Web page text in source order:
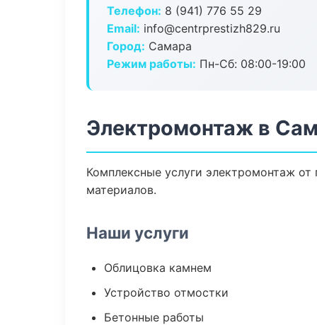
Телефон: 8 (941) 776 55 29
Email: info@centrprestizh829.ru
Город: Самара
Режим работы: Пн-Сб: 08:00-19:00
Электромонтаж в
Комплексные услуги электромонтаж
материалов.
Наши услуги
Облицовка камнем
Устройство отмостки
Бетонные работы